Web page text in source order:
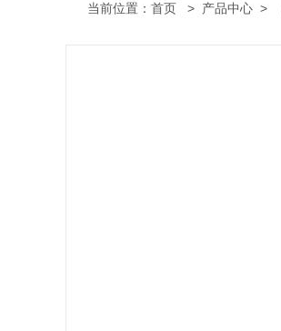
当前位置： 首页 > 产品中心 >